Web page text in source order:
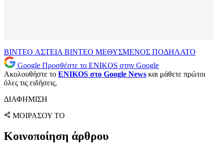
BINTEO ΑΣΤΕΙΑ ΒΙΝΤΕΟ ΜΕΘΥΣΜΕΝΟΣ ΠΟΔΗΛΑΤΟ
Google Προσθέστε το ENIKOS στην Google
Ακολουθήστε το ENIKOS στο Google News και μάθετε πρώτοι
όλες τις ειδήσεις.
ΔΙΑΦΗΜΙΣΗ
ΜΟΙΡΑΣΟΥ ΤΟ
Κοινοποίηση άρθρου